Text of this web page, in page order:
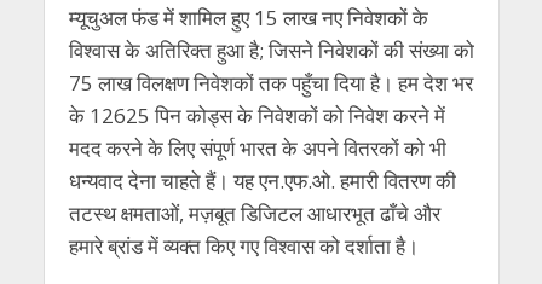
म्यूचुअल फंड में शामिल हुए 15 लाख नए निवेशकों के
विश्वास के अतिरिक्त हुआ है; जिसने निवेशकों की संख्या को
75 लाख विलक्षण निवेशकों तक पहुँचा दिया है। हम देश भर
के 12625 पिन कोड्स के निवेशकों को निवेश करने में
मदद करने के लिए संपूर्ण भारत के अपने वितरकों को भी
धन्यवाद देना चाहते हैं। यह एन.एफ.ओ. हमारी वितरण की
तटस्थ क्षमताओं, मज़बूत डिजिटल आधारभूत ढाँचे और
हमारे ब्रांड में व्यक्त किए गए विश्वास को दर्शाता है।